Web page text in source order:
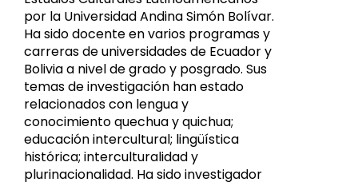
por la Universidad Andina Simón Bolívar.
Ha sido docente en varios programas y
carreras de universidades de Ecuador y
Bolivia a nivel de grado y posgrado. Sus
temas de investigación han estado
relacionados con lengua y
conocimiento quechua y quichua;
educación intercultural; lingüística
histórica; interculturalidad y
plurinacionalidad. Ha sido investigador